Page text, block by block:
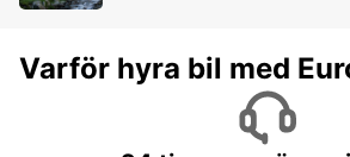
Varför hyra bil med